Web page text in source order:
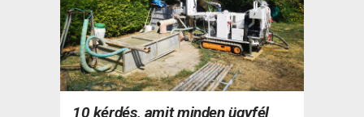
10 kérdés, amit minden ügyfél